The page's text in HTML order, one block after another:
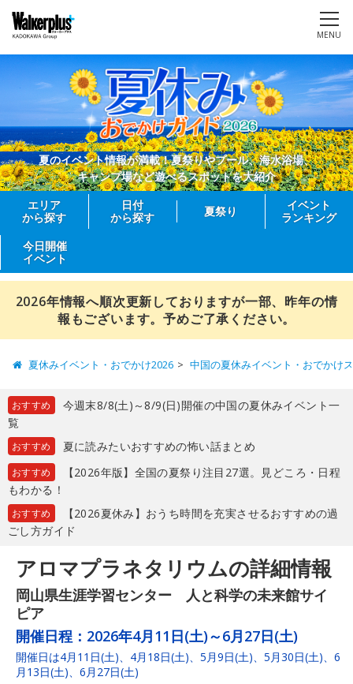
MENU
夏のイベント情報が満載！夏祭りやプール、海水浴場、
キャンプ場など遊べるスポットを大紹介
エリア
から探す
日付
から探す
夏祭り
イベント
ランキング
今日開催
イベント
2026年情報へ順次更新しておりますが一部、昨年の情
報もございます。予めご了承ください。
夏休みイベント・おでかけ2026 中国の夏休みイベント・おでかけ
おすすめ
今週末8/8(土)～8/9(日)開催の中国の夏休みイベント一
覧
おすすめ 夏に読みたいおすすめの怖い話まとめ
おすすめ
【2026年版】全国の夏祭り注目27選。見どころ・日程
もわかる！
おすすめ
【2026夏休み】おうち時間を充実させるおすすめの過
ごし方ガイド
アロマプラネタリウムの詳細情報
岡山県生涯学習センター 人と科学の未来館サイ
ピア
開催日程： 2026年4月11日(土)～6月27日(土)
開催日は4月11日(土)、4月18日(土)、5月9日(土)、5月30日(土)、6
月13日(土)、6月27日(土)